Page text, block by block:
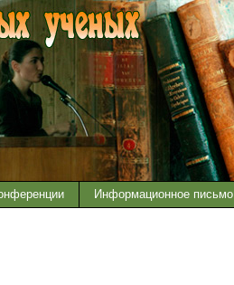
Информационное письмо